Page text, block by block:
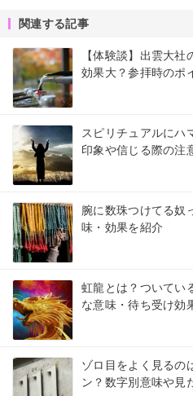
関連する記事
【体験談】出雲大
効果大？参拝時のポ
スピリチュアルにハ
印象や信じる際の注
腕に数珠つけてる奴
味・効果を紹介
虹龍とは？ついてい
な意味・待ち受け効
ゾロ目をよく見るの
ン？数字別意味や見